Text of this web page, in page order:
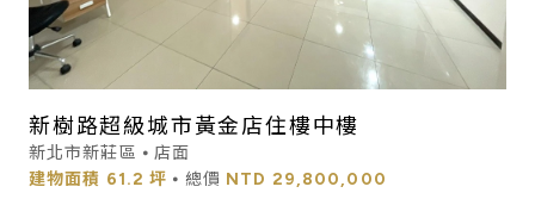
新樹路超級城市黃金店住樓中樓
新北市新莊區 ⦁ 店面
建物面積 61.2 坪 ⦁ 總價 NTD 29,800,000